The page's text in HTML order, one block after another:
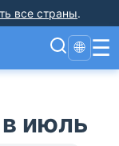
все страны.
🌐 ☰
июль